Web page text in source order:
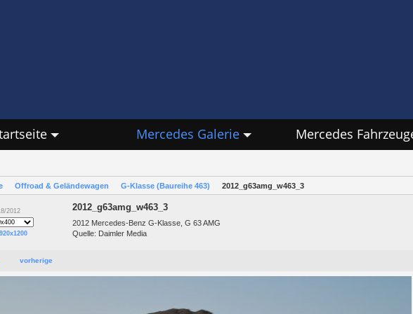
Mercedes Galerie Mercedes
Offroad & Geländewagen G-Klasse (Baureihe 463) 2012_g63amg_w463_3
2012
2012_g63amg_w463_3
2012 Mercedes-Benz G-Klasse, G 63 AMG
Quelle: Daimler Media
vorherige